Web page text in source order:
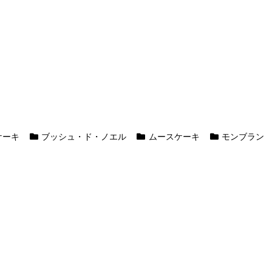
ーキ ブッシュ・ド・ノエル ムースケーキ モンブラン